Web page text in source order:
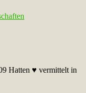
Hatten ♥ vermittelt in